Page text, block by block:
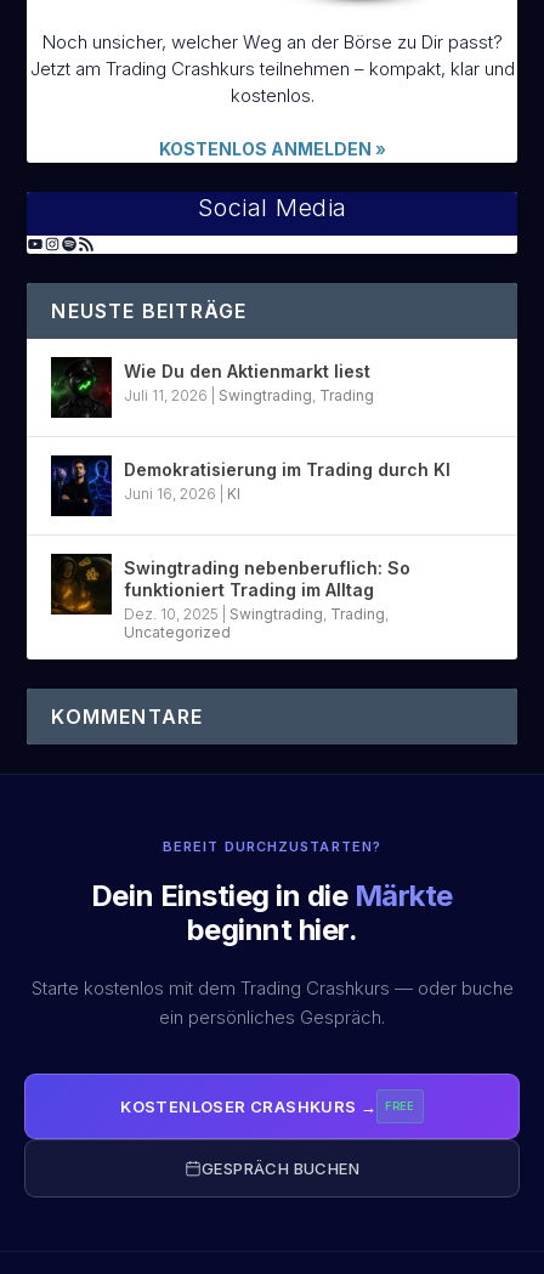
Noch unsicher, welcher Weg an der Börse zu Dir passt?
Jetzt am Trading Crashkurs teilnehmen – kompakt, klar und
kostenlos.
KOSTENLOS ANMELDEN »
Social Media
NEUSTE BEITRÄGE
Wie Du den Aktienmarkt liest
Juli 11, 2026 Swingtrading Trading
Demokratisierung im Trading durch KI
Juni 16, 2026 KI
Swingtrading nebenberuflich: So
funktioniert Trading im Alltag
Dez. 10, 2025 Swingtrading Trading
Uncategorized
KOMMENTARE
BEREIT DURCHZUSTARTEN?
Dein Einstieg in die Märkte
beginnt hier.
Starte kostenlos mit dem Trading Crashkurs — oder buche
ein persönliches Gespräch.
KOSTENLOSER CRASHKURS → FREE
GESPRÄCH BUCHEN